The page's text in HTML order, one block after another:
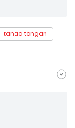
tanda tangan